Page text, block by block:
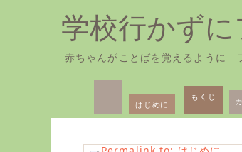
学校行かずに
赤ちゃんがことばを覚えるように
Primary
Menu
Skip
content
はじめに
もくじ